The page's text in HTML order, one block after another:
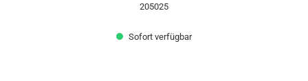
205025
Sofort verfügbar